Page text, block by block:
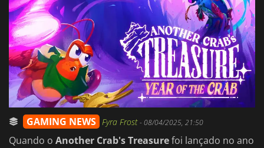
ENTRAR OU REGISTAR
GAMING NEWS Fyra Frost-08/04/2025, 21:50
Quando o Another Crab's Treasurefoi lançado no ano